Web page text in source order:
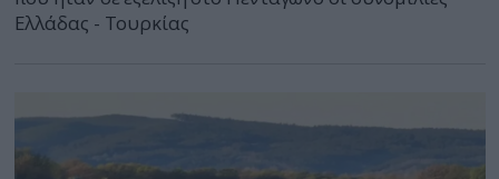
Ελλάδας - Τουρκίας